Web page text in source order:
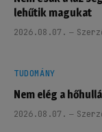
lehűtik magukat
2026.08.07.
TUDOMÁNY
Nem elég a
2026.08.07.